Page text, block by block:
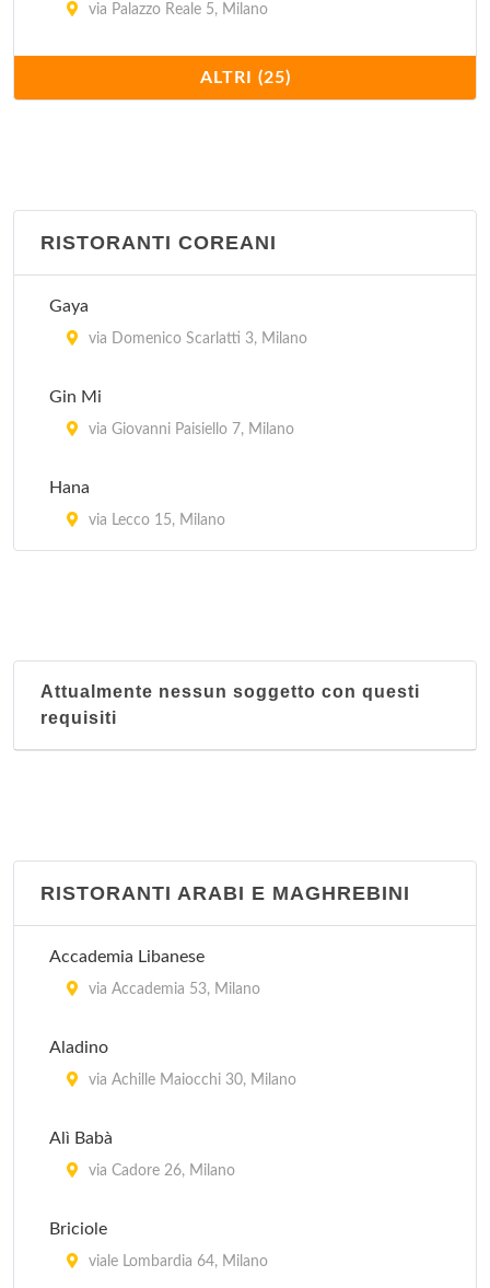
via Palazzo Reale 5, Milano
via Giovanni Schiapparelli 5, Milano
Jubin
Kota Radja
Lon Fon
Mei Lin
via San Giovanni sul Muro 13, Milano
ALTRI (25)
RISTORANTI COREANI
Gaya
via Domenico Scarlatti 3, Milano
Gin Mi
via Giovanni Paisiello 7, Milano
Hana
via Lecco 15, Milano
Attualmente nessun soggetto con questi
requisiti
RISTORANTI ARABI E MAGHREBINI
Accademia Libanese
via Accademia 53, Milano
Aladino
via Achille Maiocchi 30, Milano
Alì Babà
via Cadore 26, Milano
Briciole
viale Lombardia 64, Milano